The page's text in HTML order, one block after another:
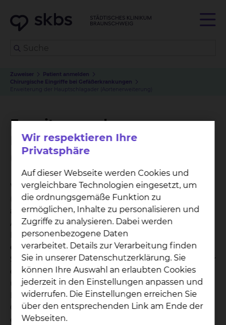
Zuweiser
Patient anmelden
Chirurgische Eingriffe bei Gefäßerkrankungen
Erweiterung der Hauptschlagader (Aortenerweiterung)
Erweiterung der
Hauptschlagader
(Aortenerweiterung)
Wir unterscheiden zwischen symptomatischen
(Bauch- oder Rückenschmerzen) und
asymptomatischen (ohne Beschwerden)
Aortenaneurysmen. Der Therapie der
Bauchschlagader-Aneurysma kann entweder
offenoderendovaskulär (minimal-invasiv mit
Stentendoprothese) durchgeführt werden. Bei der
offenen Operation wird der Bauchraum eröffnet
und die kranke erweiterte Bauchschlagader durch
Kunststoffprothese ersetzt. Die endovaskulären
Operation erfolgt über die Leisten. Hierbei wird
eine Ausschaltung des Aneurysmas von innen
Wir respektieren Ihre
Privatsphäre
Auf dieser Webseite werden Cookies und
vergleichbare Technologien eingesetzt, um
die ordnungsgemäße Funktion zu
ermöglichen, Inhalte zu personalisieren und
Zugriffe zu analysieren. Dabei werden
personenbezogene Daten
verarbeitet. Details zur Verarbeitung finden
Sie in unserer Datenschutzerklärung. Sie
können Ihre Auswahl an erlaubten Cookies
jederzeit in den Einstellungen anpassen und
widerrufen. Die Einstellungen erreichen Sie
über den entsprechenden Link am Ende der
Webseiten.